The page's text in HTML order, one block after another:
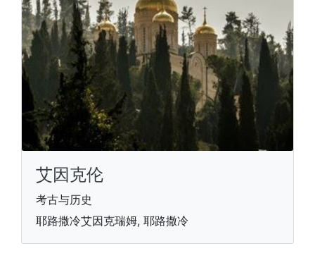
艾因克伦
考古与历史
耶路撒冷艾因克瑞姆, 耶路撒冷